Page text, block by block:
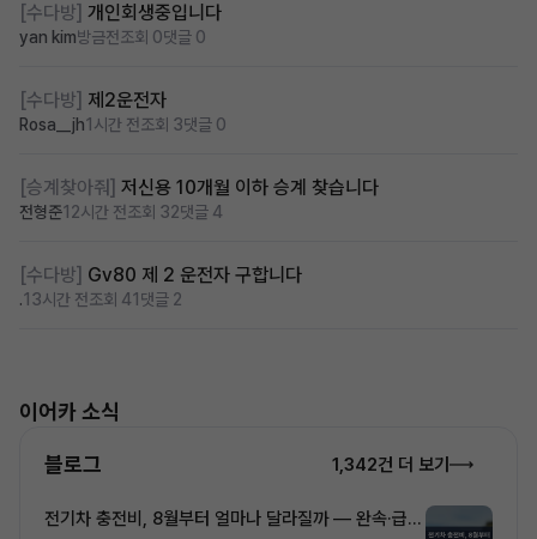
[수다방] 개인회생중입니다
yan kim방금전조회 0댓글 0
[수다방] 제2운전자
Rosa__jh1시간 전조회 3댓글 0
[승계찾아줘] 저신용 10개월 이하 승계 찾습니다
전형준12시간 전조회 32댓글 4
[수다방] Gv80 제 2 운전자 구합니다
.13시간 전조회 41 댓글 2
이어카 소식
블로그 1,342건 더 보기
전기차 충전비, 8월부터 얼마나 달라질까 — 완속·급속